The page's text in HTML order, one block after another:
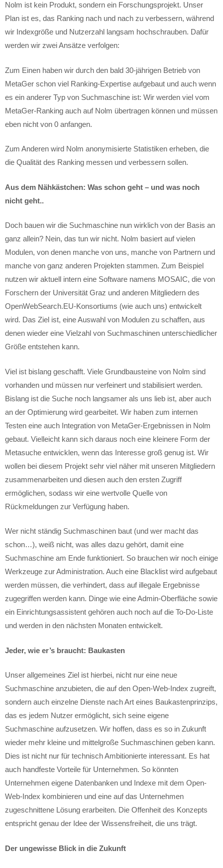
Nolm ist kein Produkt, sondern ein Forschungsprojekt. Unser
Plan ist es, das Ranking nach und nach zu verbessern, während
wir Indexgröße und Nutzerzahl langsam hochschrauben. Dafür
werden wir zwei Ansätze verfolgen:
Zum Einen haben wir durch den bald 30-jährigen Betrieb von
MetaGer schon viel Ranking-Expertise aufgebaut und auch wenn
es ein anderer Typ von Suchmaschine ist: Wir werden viel vom
MetaGer-Ranking auch auf Nolm übertragen können und müssen
eben nicht von 0 anfangen.
Zum Anderen wird Nolm anonymisierte Statistiken erheben, die
die Qualität des Ranking messen und verbessern sollen.
Aus dem Nähkästchen: Was schon geht – und was noch
nicht geht..
Doch bauen wir die Suchmaschine nun wirklich von der Basis an
ganz allein? Nein, das tun wir nicht. Nolm basiert auf vielen
Modulen, von denen manche von uns, manche von Partnern und
manche von ganz anderen Projekten stammen. Zum Beispiel
nutzen wir aktuell intern eine Software namens MOSAIC, die von
Forschern der Universität Graz und anderen Mitgliedern des
OpenWebSearch.EU-Konsortiums (wie auch uns) entwickelt
wird. Das Ziel ist, eine Auswahl von Modulen zu schaffen, aus
denen wieder eine Vielzahl von Suchmaschinen unterschiedlicher
Größe entstehen kann.
Viel ist bislang geschafft. Viele Grundbausteine von Nolm sind
vorhanden und müssen nur verfeinert und stabilisiert werden.
Bislang ist die Suche noch langsamer als uns lieb ist, aber auch
an der Optimierung wird gearbeitet. Wir haben zum internen
Testen eine auch Integration von MetaGer-Ergebnissen in Nolm
gebaut. Vielleicht kann sich daraus noch eine kleinere Form der
Metasuche entwicklen, wenn das Interesse groß genug ist. Wir
wollen bei diesem Projekt sehr viel näher mit unseren Mitgliedern
zusammenarbeiten und diesen auch den ersten Zugriff
ermöglichen, sodass wir eine wertvolle Quelle von
Rückmeldungen zur Verfügung haben.
Wer nicht ständig Suchmaschinen baut (und wer macht das
schon…), weiß nicht, was alles dazu gehört, damit eine
Suchmaschine am Ende funktioniert. So brauchen wir noch einige
Werkzeuge zur Administration. Auch eine Blacklist wird aufgebaut
werden müssen, die verhindert, dass auf illegale Ergebnisse
zugegriffen werden kann. Dinge wie eine Admin-Oberfläche sowie
ein Einrichtungsassistent gehören auch noch auf die To-Do-Liste
und werden in den nächsten Monaten entwickelt.
Jeder, wie er’s braucht: Baukasten
Unser allgemeines Ziel ist hierbei, nicht nur eine neue
Suchmaschine anzubieten, die auf den Open-Web-Index zugreift,
sondern auch einzelne Dienste nach Art eines Baukastenprinzips,
das es jedem Nutzer ermöglicht, sich seine eigene
Suchmaschine aufzusetzen. Wir hoffen, dass es so in Zukunft
wieder mehr kleine und mittelgroße Suchmaschinen geben kann.
Dies ist nicht nur für technisch Ambitionierte interessant. Es hat
auch handfeste Vorteile für Unternehmen. So könnten
Unternehmen eigene Datenbanken und Indexe mit dem Open-
Web-Index kombinieren und eine auf das Unternehmen
zugeschnittene Lösung erarbeiten. Die Offenheit des Konzepts
entspricht genau der Idee der Wissensfreiheit, die uns trägt.
Der ungewisse Blick in die Zukunft